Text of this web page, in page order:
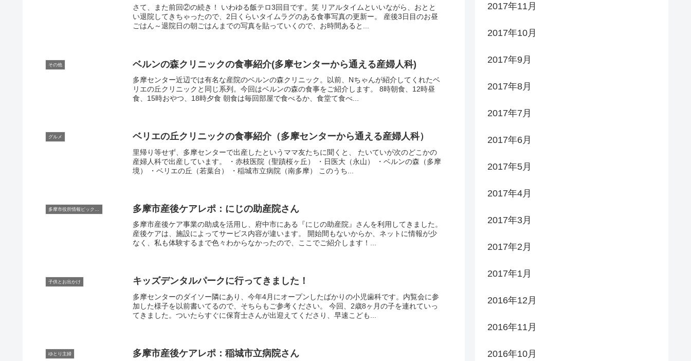
さて、また前回②の続き！ いわゆる飯テロ3回目です。笑 リアルタイムといいながら、おとと
い退院してきちゃったので、2日くらいタイムラグのある食事写真の更新ー。 産後3日目のお昼
ごはん～退院日の朝ごはんまでの写真を貼っていくので、お時間あると...
その他 ベルンの森クリニックの食事紹介(多摩センターから通える産婦人科)
多摩センター近辺では有名な産院のベルンの森クリニック。以前、Nちゃんが紹介してくれたベ
リエの丘クリニックと同じ系列。今回はベルンの森の食事をご紹介します。 8時朝食、12時昼
食、15時おやつ、18時夕食 朝食は毎回部屋で食べるか、食堂て食べ...
グルメ ベリエの丘クリニックの食事紹介（多摩センターから通える産婦人科）
里帰り等せず、多摩センターで出産したというママ友たちに聞くと、 たいていが次のどこかの
産婦人科で出産しています。 ・赤枝医院（聖蹟桜ヶ丘） ・日医大（永山） ・ベルンの森（多摩
境） ・ベリエの丘（若葉台） ・稲城市立病院（南多摩） このうち...
多摩市役所情報ピックアップ 多摩市産後ケアレポ：にじの助産院さん
多摩市産後ケア事業の助成を活用し、府中市にある『にじの助産院』さんを利用してきました。
産後ケアは、施設によってサービス内容が違います。 開始間もないからか、ネットに情報が少
なく、私も体験するまで色々わからなかったので、ここでご紹介します！...
子供とお出かけ キッズデンタルパークに行ってきました！
多摩センターのダイソー隣にあり、今年4月にオープンしたばかりの小児歯科です。内覧会に参
加した様子を以前書いてるので、そちらもご参考ください。 今回、2歳8ヶ月の子を連れていっ
てきました。ついたらすぐに保育士さんが出迎えてくださり、早速こども...
ゆとり主婦 多摩市産後ケアレポ：稲城市立病院さん
2017年11月
2017年10月
2017年9月
2017年8月
2017年7月
2017年6月
2017年5月
2017年4月
2017年3月
2017年2月
2017年1月
2016年12月
2016年11月
2016年10月